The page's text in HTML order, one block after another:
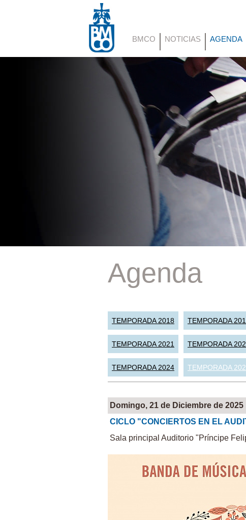
BMCO NOTICIAS AGENDA
Agenda
TEMPORADA 2018 TEMPORADA
TEMPORADA 2021 TEMPORADA
TEMPORADA 2024 TEMPORADA
Domingo, 21 de Diciembre de 2025
CICLO "CONCIERTOS EN EL
Sala principal Auditorio "Príncipe